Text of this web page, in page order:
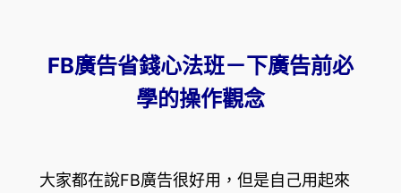
FB廣告省錢心法班－下廣告前必
學的操作觀念
大家都在說FB廣告很好用，但是自己用起來